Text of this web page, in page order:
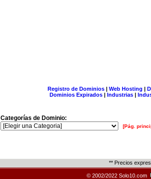
Registro de Dominios| Web Hosting |
Dominios Expirados | Industrias |
Categorías de Dominio:
[Pág.
** Precios
© 2002/2022 Solo10.com